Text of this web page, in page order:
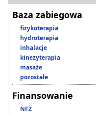
Baza zabiegowa
fizykoterapia
hydroterapia
inhalacje
kinezyterapia
masaże
pozostałe
Finansowanie
NFZ